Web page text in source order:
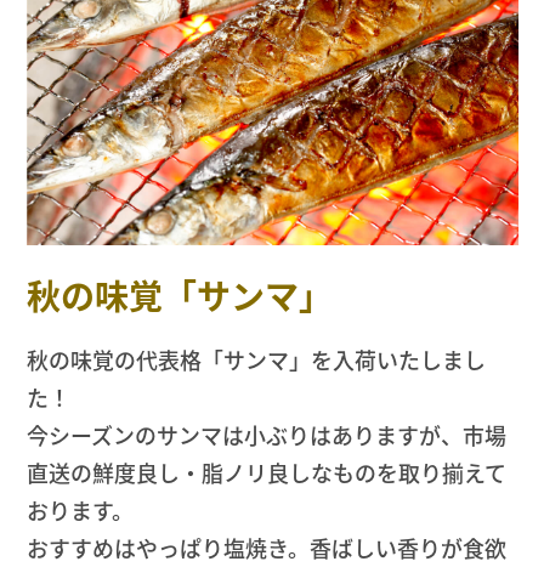
秋の味覚「サンマ」
秋の味覚の代表格「サンマ」を入荷いたしまし
た！
今シーズンのサンマは小ぶりはありますが、市場
直送の鮮度良し・脂ノリ良しなものを取り揃えて
おります。
おすすめはやっぱり塩焼き。香ばしい香りが食欲